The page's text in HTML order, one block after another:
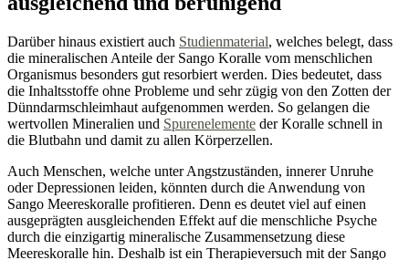
Darüber hinaus existiert auch Studienmaterial, welches belegt, dass
die mineralischen Anteile der Sango Koralle vom menschlichen
Organismus besonders gut resorbiert werden. Dies bedeutet, dass
die Inhaltsstoffe ohne Probleme und sehr zügig von den Zotten der
Dünndarmschleimhaut aufgenommen werden. So gelangen die
wertvollen Mineralien und Spurenelemente der Koralle schnell in
die Blutbahn und damit zu allen Körperzellen.
Auch Menschen, welche unter Angstzuständen, innerer Unruhe
oder Depressionen leiden, könnten durch die Anwendung von
Sango Meereskoralle profitieren. Denn es deutet viel auf einen
ausgeprägten ausgleichenden Effekt auf die menschliche Psyche
durch die einzigartig mineralische Zusammensetzung diese
Meereskoralle hin. Deshalb ist ein Therapieversuch mit der Sango